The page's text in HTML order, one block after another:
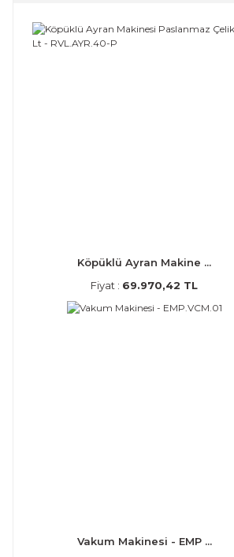
Köpüklü Ayran Makine ...
Fiyat : 69.970,42 TL
Vakum Makinesi - EMP ...